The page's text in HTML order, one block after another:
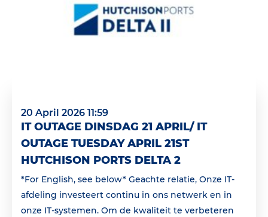
20 April 2026 11:59
IT OUTAGE DINSDAG 21 APRIL/ IT
OUTAGE TUESDAY APRIL 21ST
HUTCHISON PORTS DELTA 2
*For English, see below* Geachte relatie, Onze IT-
afdeling investeert continu in ons netwerk en in
onze IT-systemen. Om de kwaliteit te verbeteren